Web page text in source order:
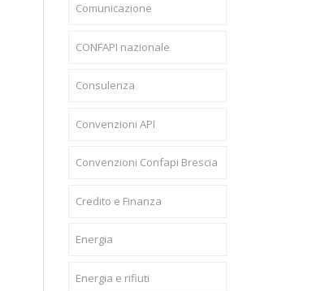
Comunicazione
CONFAPI nazionale
Consulenza
Convenzioni API
Convenzioni Confapi Brescia
Credito e Finanza
Energia
Energia e rifiuti